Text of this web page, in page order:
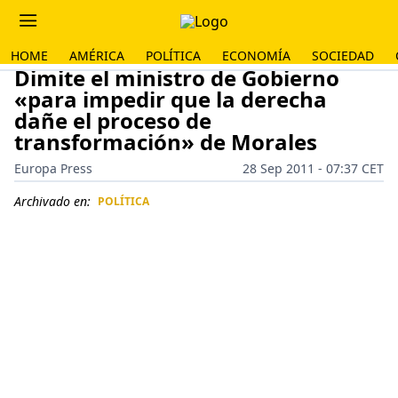
HOME AMÉRICA POLÍTICA ECONOMÍA SOCIEDAD
Dimite el ministro de Gobierno
«para impedir que la derecha
dañe el proceso de
transformación» de Morales
Europa Press
28 Sep 2011 - 07:37 CET
Archivado en: POLÍTICA